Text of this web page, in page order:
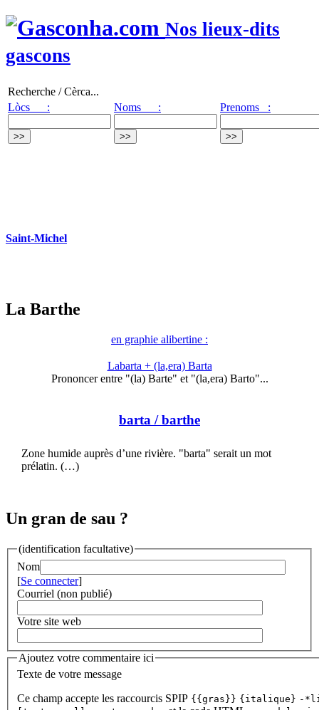
Nos lieux-dits
gascons
Recherche / Cèrca...
Lòcs :
Noms : Prenoms :
Saint-Michel
La Barthe
en graphie alibertine :
Labarta + (la,era) Barta
Prononcer entre "(la) Barte" et "(la,era) Barto"...
barta / barthe
Zone humide auprès d’une rivière. "barta" serait un mot
prélatin. (…)
Un gran de sau ?
(identification facultative)
Nom
[Se connecter]
Courriel (non publié)
Votre site web
Ajoutez votre commentaire ici
Texte de votre message
Ce champ accepte les raccourcis SPIP {{gras}} {italique} -